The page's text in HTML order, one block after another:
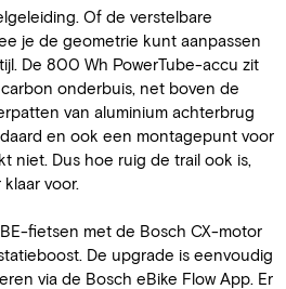
Of de verstelbare
je de geometrie kunt aanpassen
De 800 Wh PowerTube-accu zit
onderbuis, net boven de
van aluminium achterbrug
en ook een montagepunt voor
niet. Dus hoe ruig de trail ook is,
voor.
fietsen met de Bosch CX-motor
De upgrade is eenvoudig
via de Bosch eBike Flow App. Er